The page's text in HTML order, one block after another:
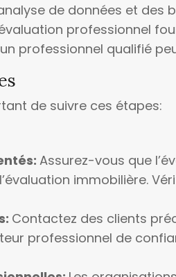
de données et
professionnel
professionnel qualifié
de suivre ces étapes:
Assurez-vous que
immobilière.
Contactez des clients
professionnel de